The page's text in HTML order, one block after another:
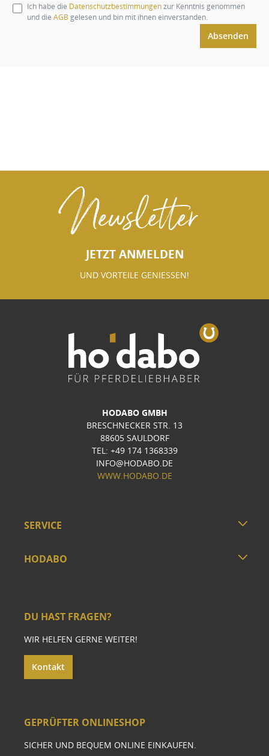
Ich habe die Datenschutzbestimmungenzur Kenntnis genommen
und die AGB gelesen und bin mit ihnen einverstanden.
Absenden
Newsletter
JETZT ANMELDEN
UND VORTEILE GENIESSEN!
HODABO GMBH
BRESCHNECKER STR. 13
88605 SAULDORF
TEL: +49 174 1368339
INFO@HODABO.DE
WWW.HODABO.DE
SERVICE
HODABO
DU HAST FRAGEN?
WIR HELFEN GERNE WEITER!
Kontakt
GEPRÜFTER ONLINESHOP
SICHER UND BEQUEM ONLINE EINKAUFEN.